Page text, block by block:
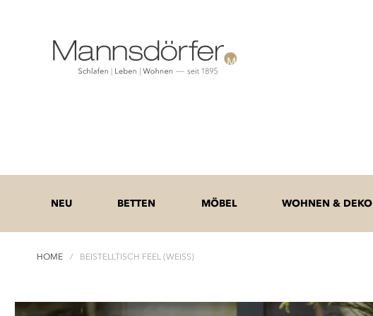
NEU BETTEN MÖBEL WOHNEN & DEKO
HOME BEISTELLTISCH FEEL (WEISS)